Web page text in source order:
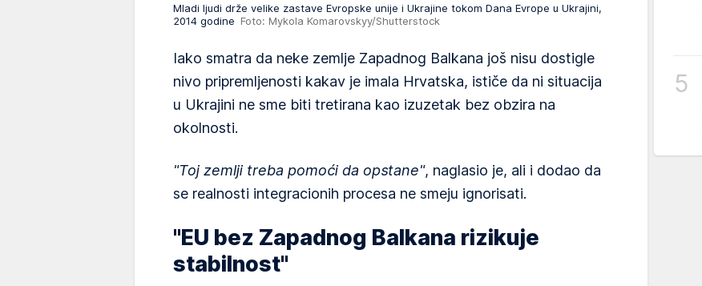
Mladi ljudi drže velike zastave Evropske unije i Ukrajine tokom Dana Evrope u Ukrajini,
2014 godine Foto: Mykola Komarovskyy/Shutterstock
Iako smatra da neke zemlje Zapadnog Balkana još nisu dostigle
nivo pripremljenosti kakav je imala Hrvatska, ističe da ni situacija
u Ukrajini ne sme biti tretirana kao izuzetak bez obzira na
okolnosti.
"Toj zemlji treba pomoći da opstane", naglasio je, ali i dodao da
se realnosti integracionih procesa ne smeju ignorisati.
"EU bez Zapadnog Balkana rizikuje
stabilnost"
5